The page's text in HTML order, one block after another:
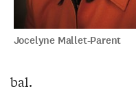
Jocelyne Mallet-Parent
bal.